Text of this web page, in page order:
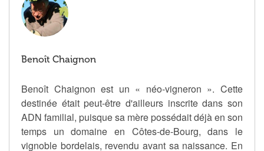
Benoît Chaignon
Benoît Chaignon est un « néo-vigneron ». Cette
destinée était peut-être d'ailleurs inscrite dans son
ADN familial, puisque sa mère possédait déjà en son
temps un domaine en Côtes-de-Bourg, dans le
vignoble bordelais, revendu avant sa naissance. En